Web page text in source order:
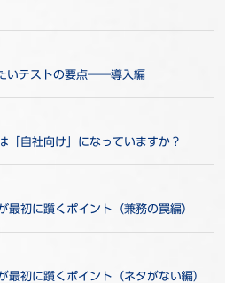
いテストの要点――導入編
「自社向け」になっていますか？
最初に躓くポイント（兼務の罠編）
最初に躓くポイント（ネタがない編）